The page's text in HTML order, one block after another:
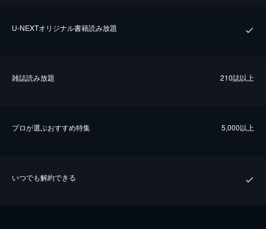
U-NEXTオリジナル書籍読み放題
雑誌読み放題 210誌以上
プロが選ぶおすすめ特集 5,000以上
いつでも解約できる